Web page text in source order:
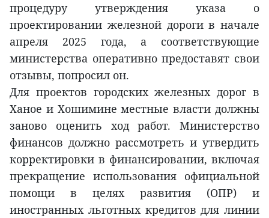
процедуру утверждения указа о
проектировании железной дороги в начале
апреля 2025 года, а соответствующие
министерства оперативно предоставят свои
отзывы, попросил он.
Для проектов городских железных дорог в
Ханое и Хошимине местные власти должны
заново оценить ход работ. Министерство
финансов должно рассмотреть и утвердить
корректировки в финансировании, включая
прекращение использования официальной
помощи в целях развития (ОПР) и
иностранных льготных кредитов для линии